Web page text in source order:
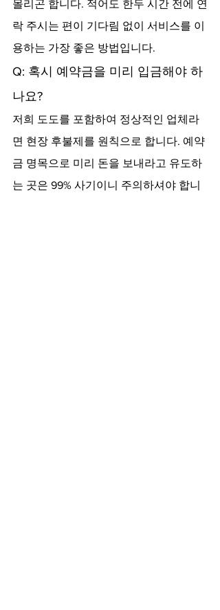
몰리곤 합니다. 적어도 한두 시간 전에 연
락 주시는 편이 기다림 없이 서비스를 이
용하는 가장 좋은 방법입니다.
Q: 혹시 예약금을 미리 입금해야 하
나요?
저희 도도를 포함하여 정상적인 업체라
면 현장 후불제를 원칙으로 합니다. 예약
금 명목으로 미리 돈을 보내라고 유도하
는 곳은 99% 사기이니 주의하셔야 합니